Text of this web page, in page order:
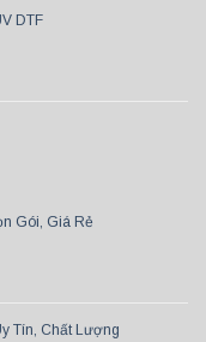
DTF
Gói, Giá Rẻ
Tín, Chất Lượng